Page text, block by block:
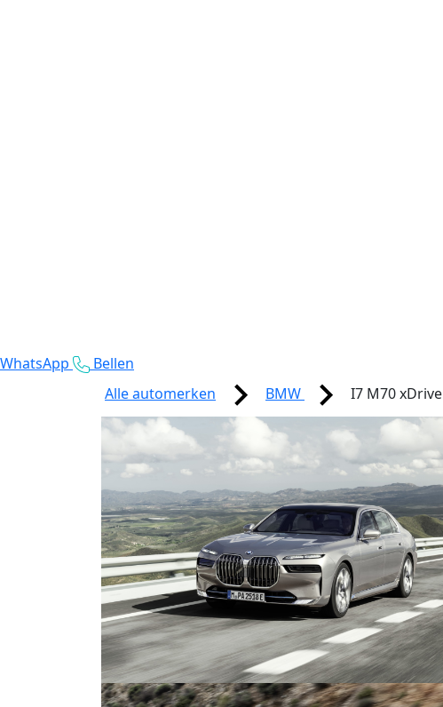
WhatsApp
Bellen
Alle automerken
BMW I7 M70 xDrive